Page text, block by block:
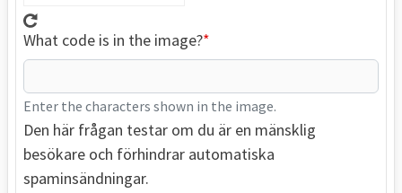
What code is in the image?
Enter the characters shown in the image.
Den här frågan testar om du är en mänsklig
besökare och förhindrar automatiska
spaminsändningar.